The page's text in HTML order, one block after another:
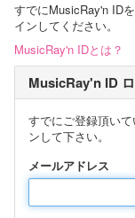
すでにMusicRay'n ID
インしてください。
MusicRay'n IDとは？
MusicRay'n ID
すでにご登録頂い
ンして下さい。
メールアドレス